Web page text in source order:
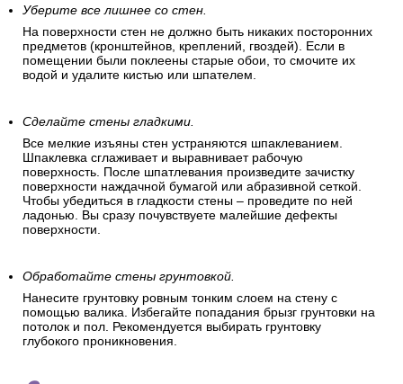
проведите антигрибковую обработку.
Уберите все лишнее со стен.
На поверхности стен не должно быть никаких посторонних
водой и удалите кистью или шпателем.
Сделайте стены гладкими.
Все мелкие изъяны стен устраняются шпаклеванием.
Шпаклевка сглаживает и выравнивает рабочую
поверхность. После шпатлевания произведите зачистку
поверхности наждачной бумагой или абразивной сеткой.
поверхности.
Обработайте стены грунтовкой.
Нанесите грунтовку ровным тонким слоем на стену с